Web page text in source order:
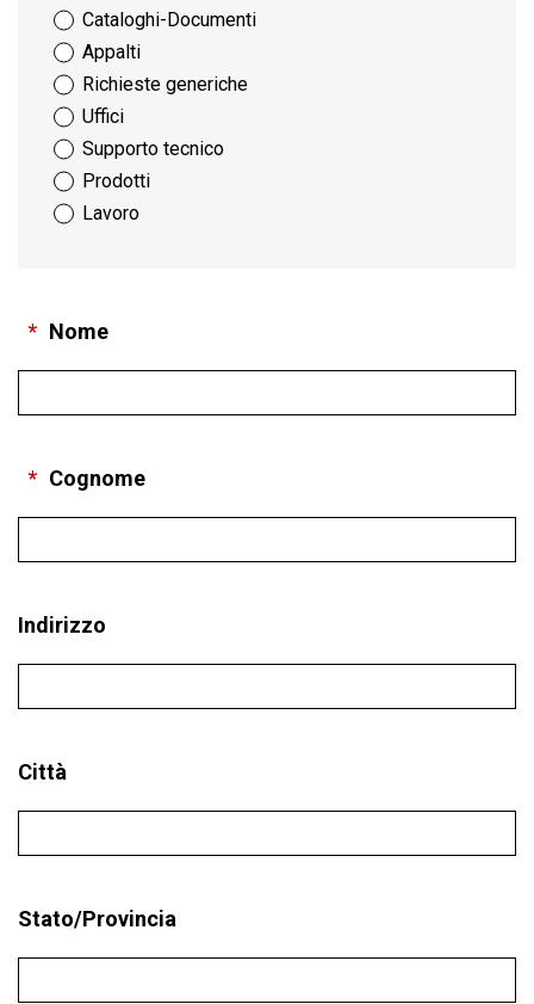
Cataloghi-Documenti
Appalti
Richieste generiche
Uffici
Supporto tecnico
Prodotti
Lavoro
* Nome
* Cognome
Indirizzo
Città
Stato/Provincia